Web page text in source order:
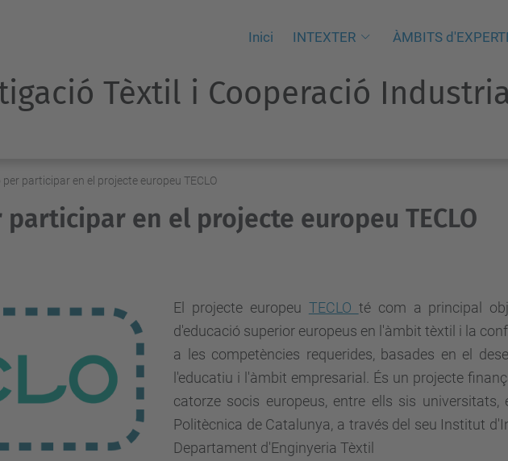
Inici INTEXTER ÀMBITS
Tèxtil i Cooperació
participar en el projecte europeu TECLO
en el projecte europeu TECLO
El projecte europeu TECLO té com a principal
d'educació superior europeus en l'àmbit tèxtil i la
a les competències requerides, basades en el
l'educatiu i l'àmbit empresarial. És un projecte
catorze socis europeus, entre ells sis
Politècnica de Catalunya, a través del seu Institut
Departament d'Enginyeria Tèxtil